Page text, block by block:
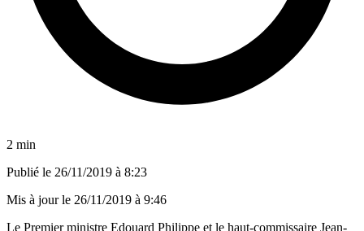
2 min
Publié le 26/11/2019 à 8:23
Mis à jour le 26/11/2019 à 9:46
Le Premier ministre Edouard Philippe et le haut-commissaire Jean-